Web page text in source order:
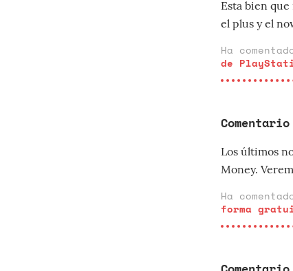
Esta bien
el plus y el
Ha
de
Comentario
Los últimos
Money.
Ha
forma